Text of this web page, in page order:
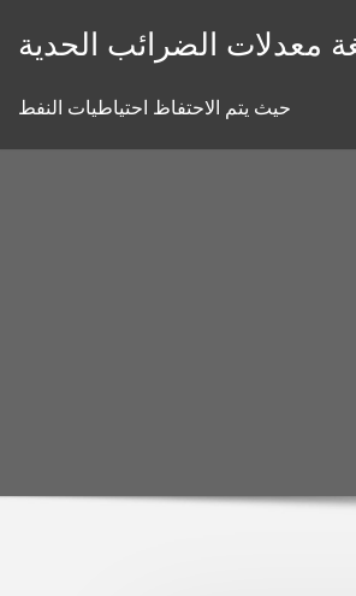
معدلات الضرائب الحدية
حيث يتم الاحتفاظ احتياطيات النفط